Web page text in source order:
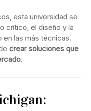
esta universidad se
crítico, el diseño y la
en las más técnicas.
crear soluciones que
.